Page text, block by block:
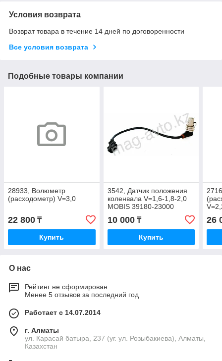
Условия возврата
Возврат товара в течение 14 дней по договоренности
Все условия возврата
Подобные товары компании
28933, Волюметр
(расходометр) V=3,0
22 800 ₸
Купить
3542, Датчик положения
коленвала V=1,6-1,8-2,0
MOBIS 39180-23000
10 000₸
Купить
26
О нас
Рейтинг не сформирован
Менее 5 отзывов за последний год
Работает с 14.07.2014
г. Алматы
ул. Карасай батыра, 237 (уг. ул. Розыбакиева), Алматы,
Казахстан